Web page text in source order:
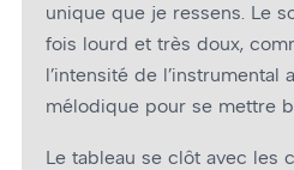
unique que je ressens. Le
fois lourd et très doux,
l’intensité de l’instrumental
mélodique pour se mettre
Le tableau se clôt avec les